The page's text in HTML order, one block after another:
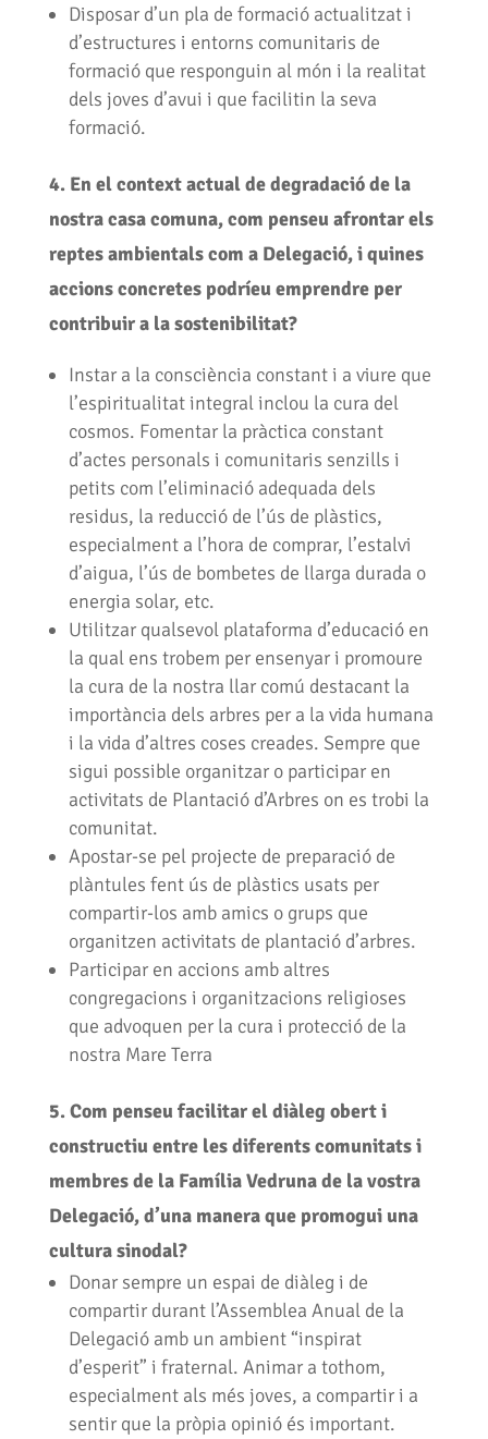
Disposar d’un pla de formació actualitzat i
d’estructures i entorns comunitaris de
formació que responguin al món i la realitat
dels joves d’avui i que facilitin la seva
formació.
4. En el context actual de degradació de la
nostra casa comuna, com penseu afrontar els
reptes ambientals com a Delegació, i quines
accions concretes podríeu emprendre per
contribuir a la sostenibilitat?
Instar a la consciència constant i a viure que
l’espiritualitat integral inclou la cura del
cosmos. Fomentar la pràctica constant
d’actes personals i comunitaris senzills i
petits com l’eliminació adequada dels
residus, la reducció de l’ús de plàstics,
especialment a l’hora de comprar, l’estalvi
d’aigua, l’ús de bombetes de llarga durada o
energia solar, etc.
Utilitzar qualsevol plataforma d’educació en
la qual ens trobem per ensenyar i promoure
la cura de la nostra llar comú destacant la
importància dels arbres per a la vida humana
i la vida d’altres coses creades. Sempre que
sigui possible organitzar o participar en
activitats de Plantació d’Arbres on es trobi la
comunitat.
Apostar-se pel projecte de preparació de
plàntules fent ús de plàstics usats per
compartir-los amb amics o grups que
organitzen activitats de plantació d’arbres.
Participar en accions amb altres
congregacions i organitzacions religioses
que advoquen per la cura i protecció de la
nostra Mare Terra
5. Com penseu facilitar el diàleg obert i
constructiu entre les diferents comunitats i
membres de la Família Vedruna de la vostra
Delegació, d’una manera que promogui una
cultura sinodal?
Donar sempre un espai de diàleg i de
compartir durant l’Assemblea Anual de la
Delegació amb un ambient “inspirat
d’esperit” i fraternal. Animar a tothom,
especialment als més joves, a compartir i a
sentir que la pròpia opinió és important.